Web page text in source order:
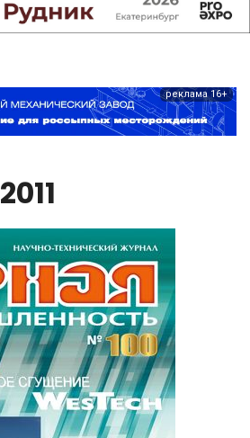
реклама 16+
2011